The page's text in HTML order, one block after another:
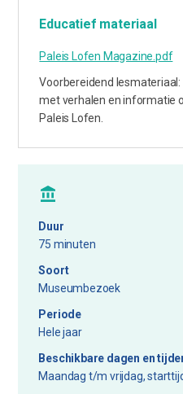
Educatief materiaal
Paleis Lofen Magazine.pdf
Voorbereidend
met verhalen en informatie
Paleis Lofen.
Duur
75 minuten
Soort
Museumbezoek
Periode
Hele jaar
Beschikbare dagen en
Maandag t/m vrijdag,